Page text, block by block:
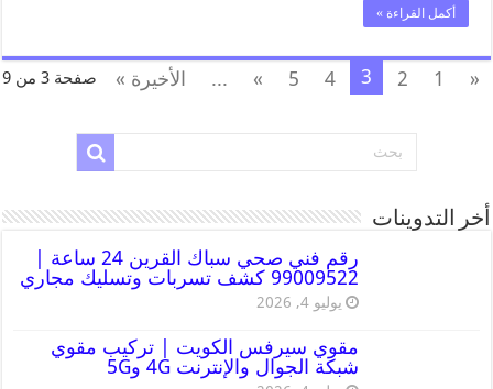
أكمل القراءة »
صفحة 3 من 9 «
1
2
3
4
5
»
... الأخيرة »
أخر التدوينات
رقم فني صحي سباك القرين 24 ساعة |
99009522 كشف تسربات وتسليك مجاري
يوليو 4, 2026
مقوي سيرفس الكويت | تركيب مقوي
شبكة الجوال والإنترنت 4G و5G